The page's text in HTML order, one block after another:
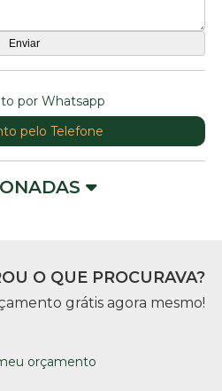
por Whatsapp
pelo Telefone
O QUE PROCURAVA?
grátis agora mesmo!
orçamento